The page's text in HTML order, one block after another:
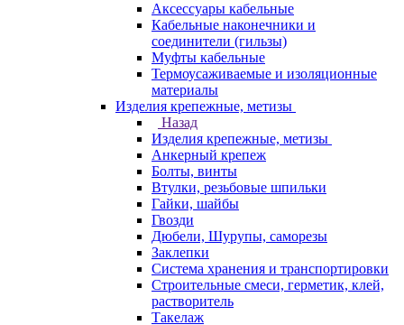
Аксессуары кабельные
Кабельные наконечники и
соединители (гильзы)
Муфты кабельные
Термоусаживаемые и изоляционные
материалы
Изделия крепежные, метизы
Назад
Изделия крепежные, метизы
Анкерный крепеж
Болты, винты
Втулки, резьбовые шпильки
Гайки, шайбы
Гвозди
Дюбели, Шурупы, саморезы
Заклепки
Система хранения и транспортировки
Строительные смеси, герметик, клей,
растворитель
Такелаж